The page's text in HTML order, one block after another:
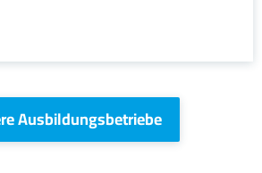
Ausbildungsbetriebe